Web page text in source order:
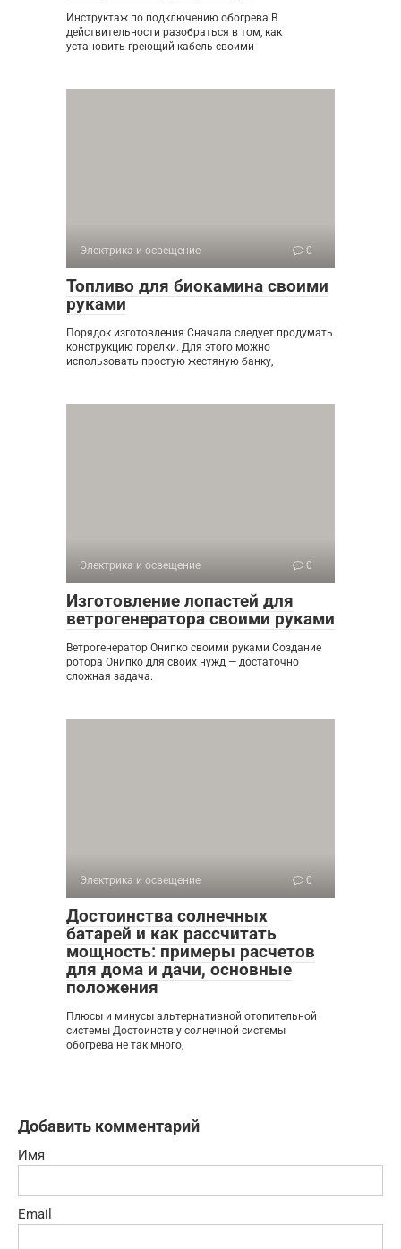
Инструктаж по подключению обогрева В
действительности разобраться в том, как
установить греющий кабель своими
Электрика и освещение 0
Топливо для биокамина своими
руками
Порядок изготовления Сначала следует продумать
конструкцию горелки. Для этого можно
использовать простую жестяную банку,
Электрика и освещение 0
Изготовление лопастей для
ветрогенератора своими руками
Ветрогенератор Онипко своими руками Создание
ротора Онипко для своих нужд — достаточно
сложная задача.
Электрика и освещение 0
Достоинства солнечных
батарей и как рассчитать
мощность: примеры расчетов
для дома и дачи, основные
положения
Плюсы и минусы альтернативной отопительной
системы Достоинств у солнечной системы
обогрева не так много,
Добавить комментарий
Имя
Email